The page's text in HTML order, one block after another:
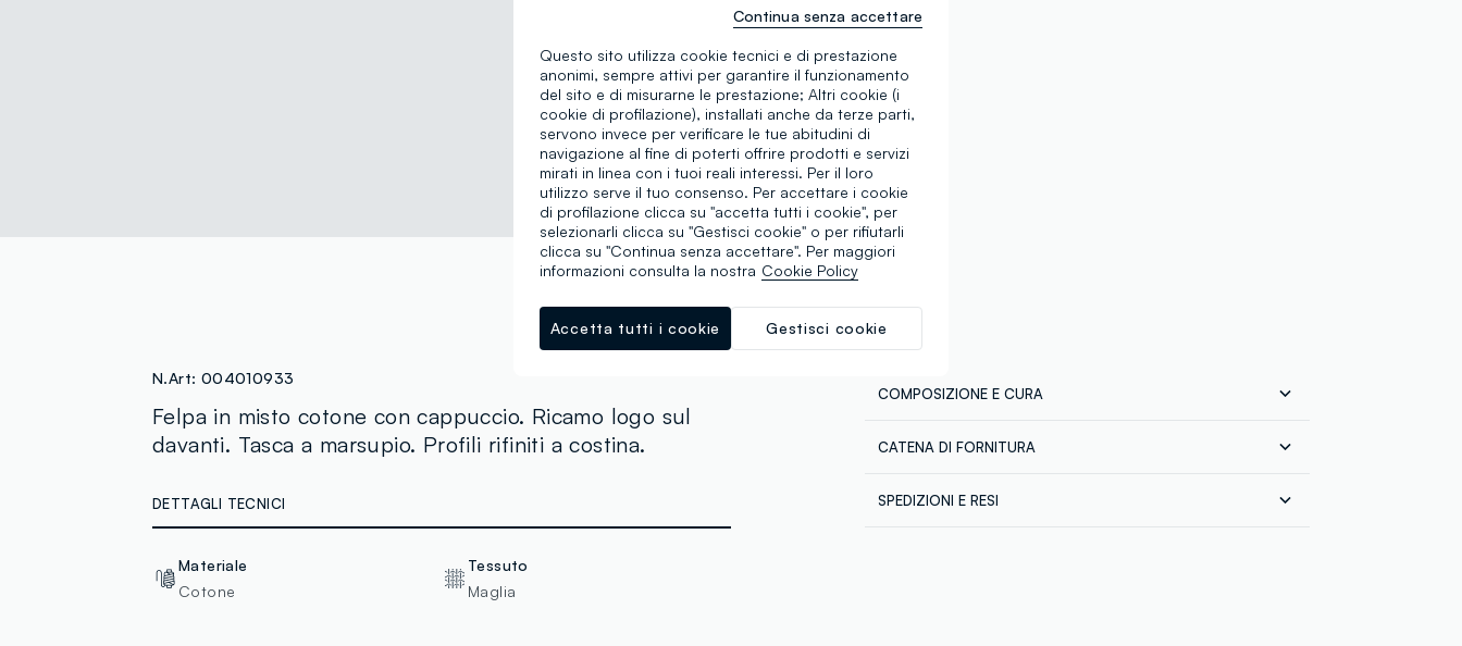
N.Art: 004010933
Felpa in misto cotone con cappuccio. Ricamo logo sul
davanti. Tasca a marsupio. Profili rifiniti a costina.
DETTAGLI TECNICI
Materiale
Cotone
Tessuto
Maglia
COMPOSIZIONE E CURA
Composizione: 78% COTONE,22% POLIESTERE
CATENA DI FORNITURA
GPS STRATEGIC ALLIANCES LLC
SPEDIZIONI E RESI
Questo sito utilizza cookie tecnici e di prestazione
anonimi, sempre attivi per garantire il funzionamento
del sito e di misurarne le prestazione; Altri cookie (i
cookie di profilazione), installati anche da terze parti,
servono invece per verificare le tue abitudini di
navigazione al fine di poterti offrire prodotti e servizi
mirati in linea con i tuoi reali interessi. Per il loro
utilizzo serve il tuo consenso. Per accettare i cookie
di profilazione clicca su "accetta tutti i cookie", per
selezionarli clicca su "Gestisci cookie" o per rifiutarli
clicca su "Continua senza accettare". Per maggiori
informazioni consulta la nostra Cookie Policy
Gestisci cookie
Accetta tutti i cookie
Continua senza accettare